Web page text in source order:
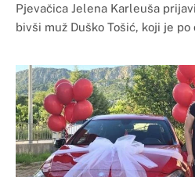
Pjevačica Jelena Karleuša
bivši muž Duško Tošić, koji je